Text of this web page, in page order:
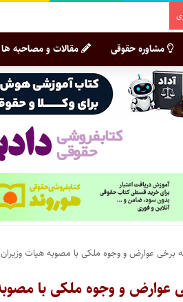
مشاوره حقوقی مقالات و مصاحبه ها
برخی عوارض و وجوه ملکی با مصوبه هیات وزیران
و وجوه ملکی با